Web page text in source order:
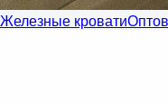
Железные кровати